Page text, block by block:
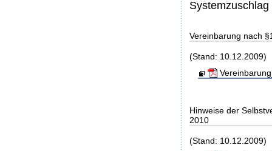
Systemzuschlag
Vereinbarung nach
(Stand: 10.12.2009)
Hinweise der
2010
(Stand: 10.12.2009)